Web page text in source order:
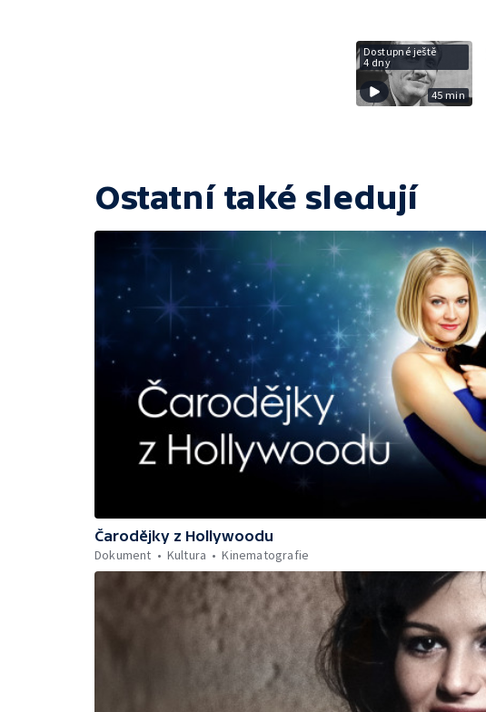
Dostupné ještě
4 dny
45 min
Ostatní také sledují
Čarodějky z Hollywoodu
Dokument
Kultura Kinematografie